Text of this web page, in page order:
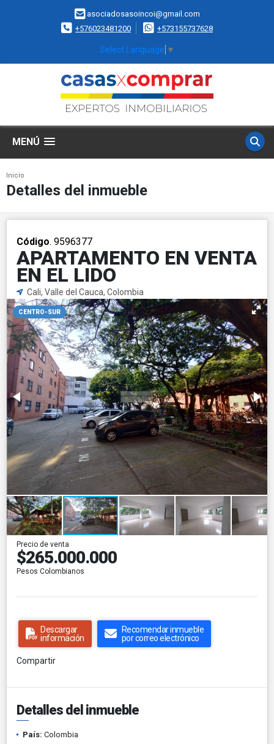
asociadosasoincoi@gmail.com
+576023481200
+573155737628
Select Language ▼
MENÚ
Inicio
Detalles del inmueble
Código. 9596377
APARTAMENTO EN VENTA
EN EL LIDO
Cali, Valle del Cauca, Colombia
CENTRO-SUR
Precio de venta
$265.000.000
Pesos Colombianos
Descargar
información
Recomendar inmueble
por correo electrónico
Compartir
Detalles del inmueble
País: Colombia